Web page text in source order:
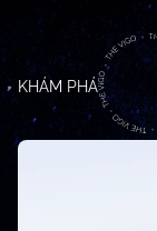
KHÁM PHÁ